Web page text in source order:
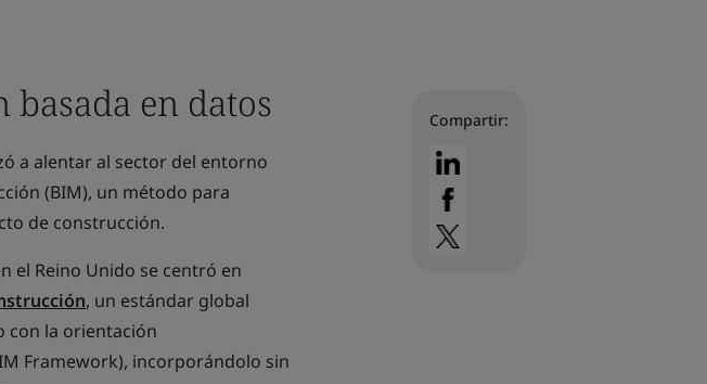
en datos
a alentar al sector del entorno
(BIM), un método para
de construcción.
el Reino Unido se centró en
, un estándar global
con la orientación
Framework), incorporándolo sin
Compartir: